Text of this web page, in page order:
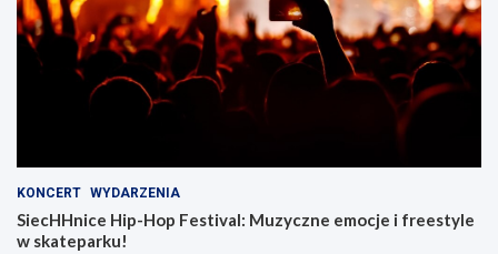
KONCERT WYDARZENIA
SiecHHnice Hip-Hop Festival: Muzyczne emocje i freestyle
w skateparku!